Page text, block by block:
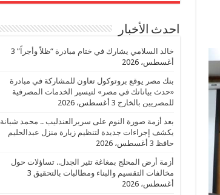
احدث الأخبار
خالد السلامي يشارك في ختام مبادرة “ظلاً وأجراً” 3
أغسطس، 2026
بنك مصر يوقع بروتوكول تعاون للمشاركة في مبادرة
«حدث بياناتك في مصر» لتيسير الخدمات المصرفية
للمصريين بالخارج 3 أغسطس، 2026
بعد أزمة صورة النوم على سريرالعندليب .. محمد شبانة
يكشف إجراءات جديدة لتنظيم زيارة منزل عبدالحليم
حافظ 3 أغسطس، 2026
أزمة أرض المحلج بمغاغة تثير الجدل.. تساؤلات حول
مخالفات التقسيم والبناء ومطالبات بالتحقيق 3
أغسطس، 2026